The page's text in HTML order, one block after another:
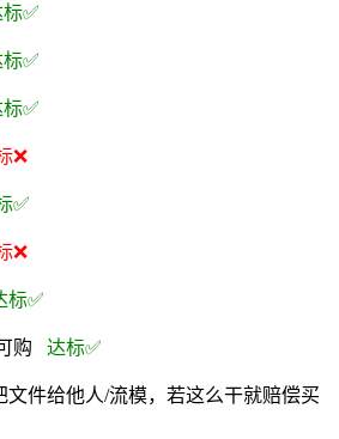
✅
✅
✅
❌
✅
❌
标✅
购 达标✅
文件给他人/流模，若这么干就赔偿买